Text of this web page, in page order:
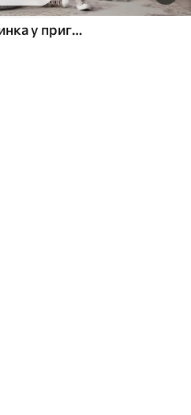
Апстрактни листови гинка у пригушеним пастелним бојама попут плаве, зелене и брескве, текстурирана уметност